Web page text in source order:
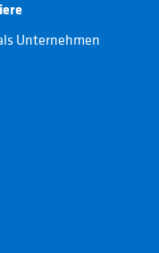
Unternehmen